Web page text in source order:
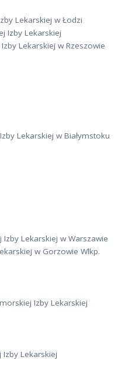
Lekarskiej w Łodzi
Izby Lekarskiej
Lekarskiej w Rzeszowie
Lekarskiej w Białymstoku
Izby Lekarskiej w Warszawie
w Gorzowie Wlkp.
Izby Lekarskiej
Izby Lekarskiej